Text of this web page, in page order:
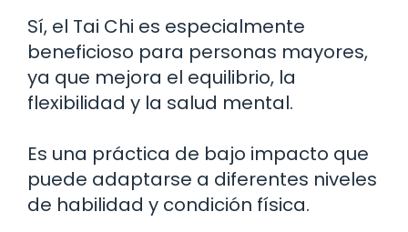
Sí, el Tai Chi es especialmente
beneficioso para personas mayores,
ya que mejora el equilibrio, la
flexibilidad y la salud mental.
Es una práctica de bajo impacto que
puede adaptarse a diferentes niveles
de habilidad y condición física.